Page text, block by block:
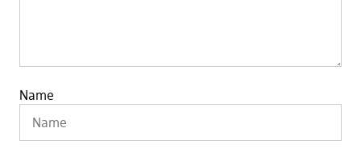
Name